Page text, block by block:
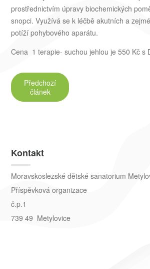
prostřednictvím úpravy biochemických
snopci. Využívá se k léčbě akutních a
potíží pohybového aparátu.
Cena 1 terapie- suchou jehlou je 550 Kč s
Předchozí
článek
Kontakt
Moravskoslezské dětské sanatorium
Příspěvková organizace
č.p.1
739 49 Metylovice